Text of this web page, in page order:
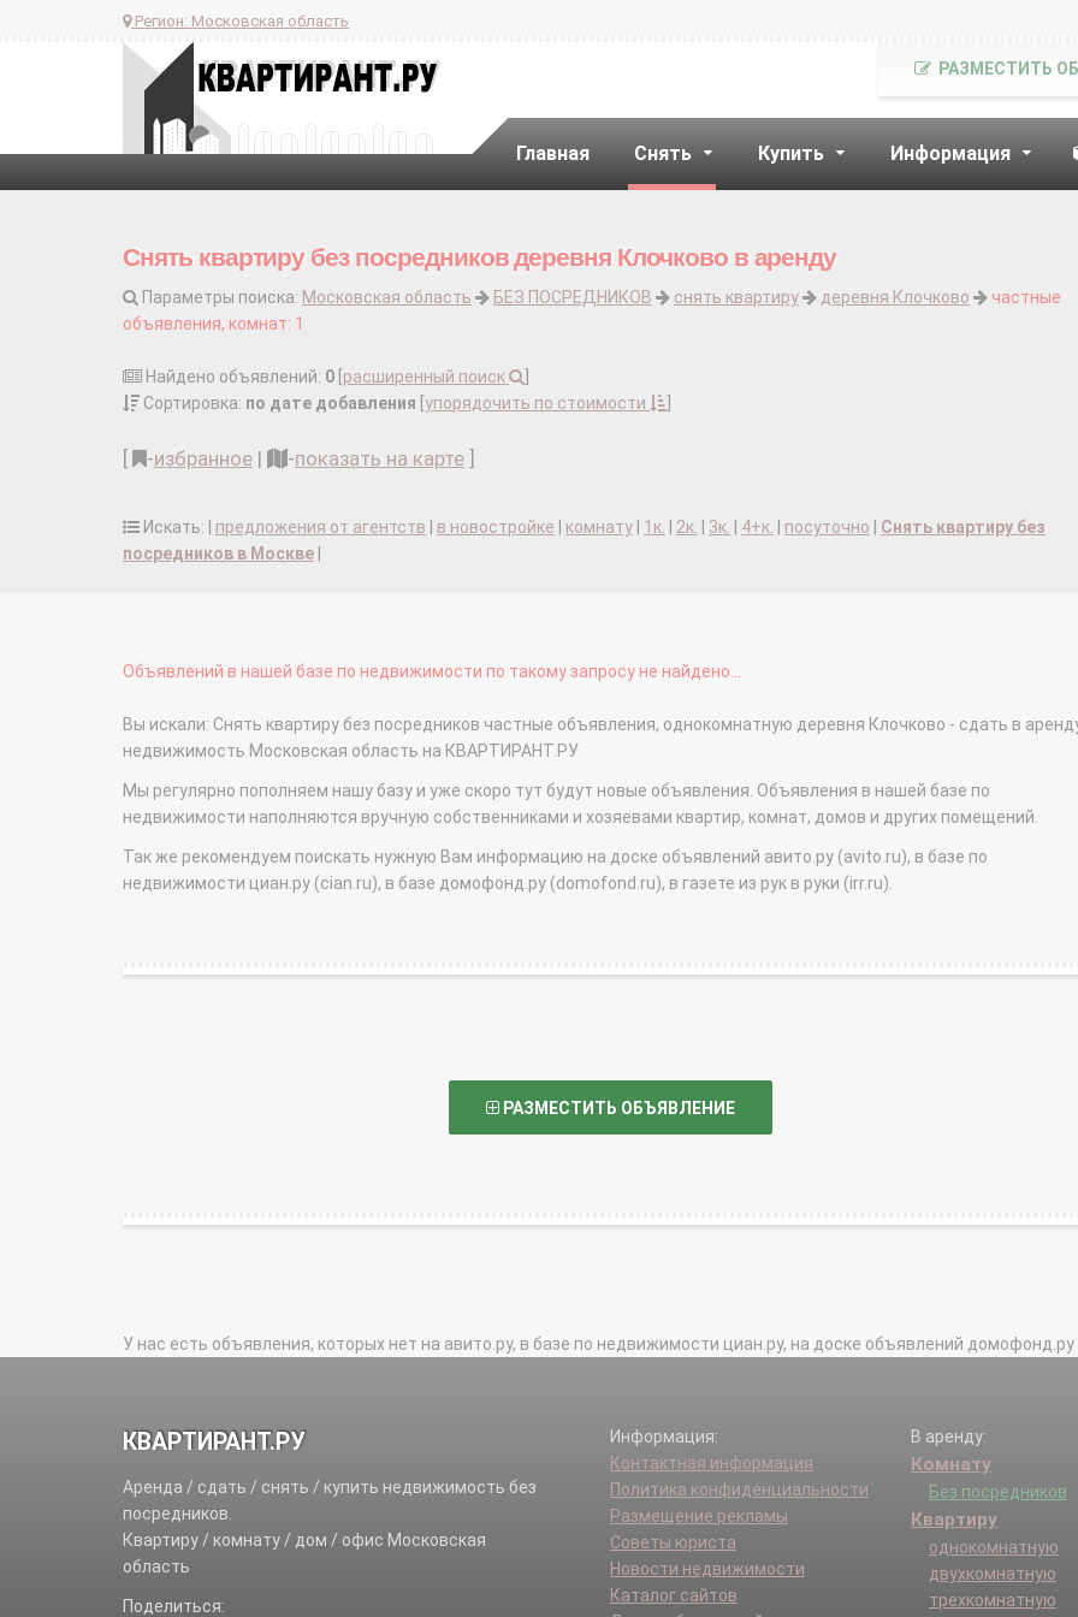
Регион: Московская область
Главная Снять Купить Информация
РАЗМЕСТИТЬ
Снять квартиру без посредников деревня Клочково в аренду
Параметры поиска: Московская область БЕЗ ПОСРЕДНИКОВ снять квартиру деревня Клочково
частные
объявления, комнат: 1
Найдено объявлений: 0 расширенный поиск
Сортировка: по дате добавления упорядочить по стоимости
-избранное | -показать на карте
Искать: | предложения от агентств в новостройке комнату 1к. 2к. 3к. 4+к. посуточно
Снять квартиру без
посредников в Москве
Объявлений в нашей базе по недвижимости по такому запросу не найдено...
Вы искали: Снять квартиру без посредников частные объявления, однокомнатную деревня Клочково - сдать в
недвижимость Московская область на КВАРТИРАНТ.РУ
Мы регулярно пополняем нашу базу и уже скоро тут будут новые объявления. Объявления в нашей базе по
недвижимости наполняются вручную собственниками и хозяевами квартир, комнат, домов и других помещений.
Так же рекомендуем поискать нужную Вам информацию на доске объявлений авито.ру (avito.ru), в базе по
недвижимости циан.ру (cian.ru), в базе домофонд.ру (domofond.ru), в газете из рук в руки (irr.ru).
РАЗМЕСТИТЬ ОБЪЯВЛЕНИЕ
У нас есть объявления, которых нет на авито.ру, в базе по недвижимости циан.ру, на доске объявлений домофонд.ру
КВАРТИРАНТ.РУ
Аренда / сдать / снять / купить недвижимость без
посредников.
Квартиру / комнату / дом / офис Московская
область
Поделиться:
Информация:
Контактная информация
Политика конфиденциальности
Размещение рекламы
Советы юриста
Новости недвижимости
Каталог сайтов
В аренду:
Комнату
Без посредников
Квартиру
однокомнатную
двухкомнатную
трехкомнатную